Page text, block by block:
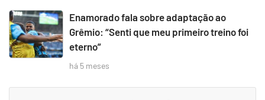
Enamorado fala sobre adaptação ao
Grêmio: “Senti que meu primeiro treino foi
eterno”
há 5 meses